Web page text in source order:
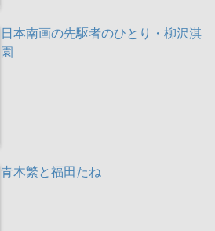
日本南画の先駆者のひとり・柳沢淇
園
青木繁と福田たね